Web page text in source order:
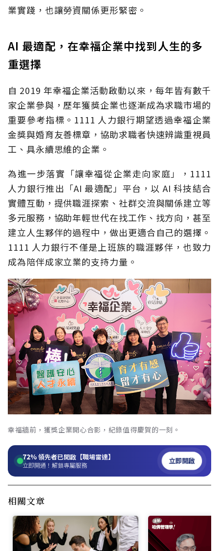
業實踐，也讓勞資關係更形緊密。
AI 最適配，在幸福企業中找到人生的多
重選擇
自 2019 年幸福企業活動啟動以來，每年皆有數千
家企業參與，歷年獲獎企業也逐漸成為求職市場的
重要參考指標。1111 人力銀行期望透過幸福企業
金獎與婚育友善標章，協助求職者快速辨識重視員
工、具永續思維的企業。
為進一步落實「讓幸福從企業走向家庭」，1111
人力銀行推出「AI 最適配」平台，以 AI 科技結合
實體互動，提供職涯探索、社群交流與關係建立等
多元服務，協助年輕世代在找工作、找方向，甚至
建立人生夥伴的過程中，做出更適合自己的選擇。
1111 人力銀行不僅是上班族的職涯夥伴，也致力
成為陪伴成家立業的支持力量。
幸福牆前，獲獎企業開心合影，紀錄值得慶賀的一刻。
72%領先者已開啟【職場雷達】
立即開通！解鎖專屬服務 立即開啟
相關文章